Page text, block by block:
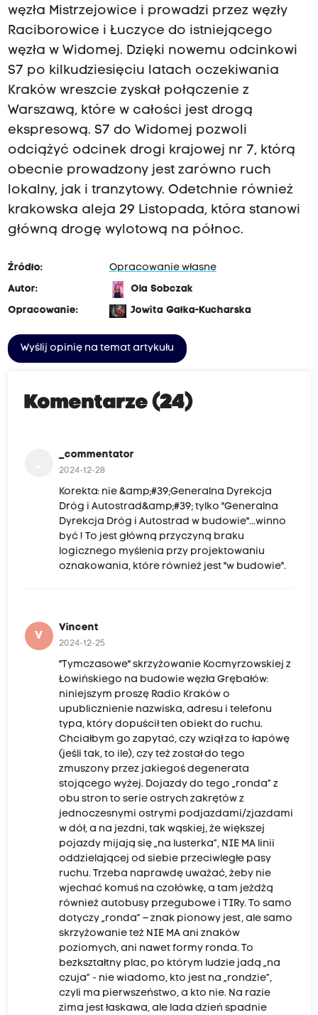
węzła Mistrzejowice i prowadzi przez węzły
Raciborowice i Łuczyce do istniejącego
węzła w Widomej. Dzięki nowemu odcinkowi
S7 po kilkudziesięciu latach oczekiwania
Kraków wreszcie zyskał połączenie z
Warszawą, które w całości jest drogą
ekspresową. S7 do Widomej pozwoli
odciążyć odcinek drogi krajowej nr 7, którą
obecnie prowadzony jest zarówno ruch
lokalny, jak i tranzytowy. Odetchnie również
krakowska aleja 29 Listopada, która stanowi
główną drogę wylotową na północ.
Źródło:
Opracowanie własne
Autor:
Ola Sobczak
Opracowanie:
Jowita Gałka-Kucharska
Wyślij opinię na temat artykułu
Komentarze (24)
_commentator
2024-12-28
Korekta: nie &amp;#39;Generalna Dyrekcja
Dróg i Autostrad&amp;#39; tylko "Generalna
Dyrekcja Dróg i Autostrad w budowie"...winno
być ! To jest główną przyczyną braku
logicznego myślenia przy projektowaniu
oznakowania, które również jest "w budowie".
V
Vincent
2024-12-25
"Tymczasowe" skrzyżowanie Kocmyrzowskiej z
Łowińskiego na budowie węzła Grębałów:
niniejszym proszę Radio Kraków o
upublicznienie nazwiska, adresu i telefonu
typa, który dopuścił ten obiekt do ruchu.
Chciałbym go zapytać, czy wziął za to łapówę
(jeśli tak, to ile), czy też został do tego
zmuszony przez jakiegoś degenerata
stojącego wyżej. Dojazdy do tego „ronda” z
obu stron to serie ostrych zakrętów z
jednoczesnymi ostrymi podjazdami/zjazdami
w dół, a na jezdni, tak wąskiej, że większej
pojazdy mijają się „na lusterka”, NIE MA linii
oddzielającej od siebie przeciwległe pasy
ruchu. Trzeba naprawdę uważać, żeby nie
wjechać komuś na czołówkę, a tam jeżdżą
również autobusy przegubowe i TIRy. To samo
dotyczy „ronda” – znak pionowy jest, ale samo
skrzyżowanie też NIE MA ani znaków
poziomych, ani nawet formy ronda. To
bezkształtny plac, po którym ludzie jadą „na
czuja” - nie wiadomo, kto jest na „rondzie”,
czyli ma pierwszeństwo, a kto nie. Na razie
zima jest łaskawa, ale lada dzień spadnie